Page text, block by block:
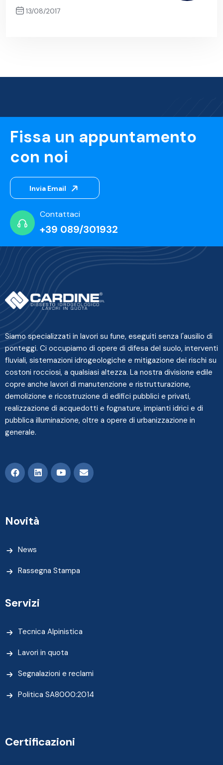
13/08/2017
Fissa un appuntamento
con noi
Invia Email
Contattaci
+39 089/301932
Siamo specializzati in lavori su fune, eseguiti senza l'ausilio di
ponteggi. Ci occupiamo di opere di difesa del suolo, interventi
fluviali, sistemazioni idrogeologiche e mitigazione dei rischi su
costoni rocciosi, a qualsiasi altezza. La nostra divisione edile
copre anche lavori di manutenzione e ristrutturazione,
demolizione e ricostruzione di edifici pubblici e privati,
realizzazione di acquedotti e fognature, impianti idrici e di
pubblica illuminazione, oltre a opere di urbanizzazione in
generale.
Novità
News
Rassegna Stampa
Servizi
Tecnica Alpinistica
Lavori in quota
Segnalazioni e reclami
Politica SA8000:2014
Certificazioni